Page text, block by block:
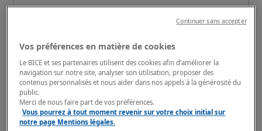
#Travail d'intérêt général
#Droit
Types :
Lois Compilation
BICE
Liens :
Version
BICE, 2025,
Vos préférences en matière de cookies
Le BICE et ses partenaires utilisent des cookies afin d’améliorer la
navigation sur notre site, analyser son utilisation, proposer des
contenus personnalisés et nous aider dans nos appels à la générosité du
public.
Merci de nous faire part de vos préférences.
Vous pourrez à tout moment revenir sur votre choix initial sur
notre page Mentions légales.
Continuer sans accepter